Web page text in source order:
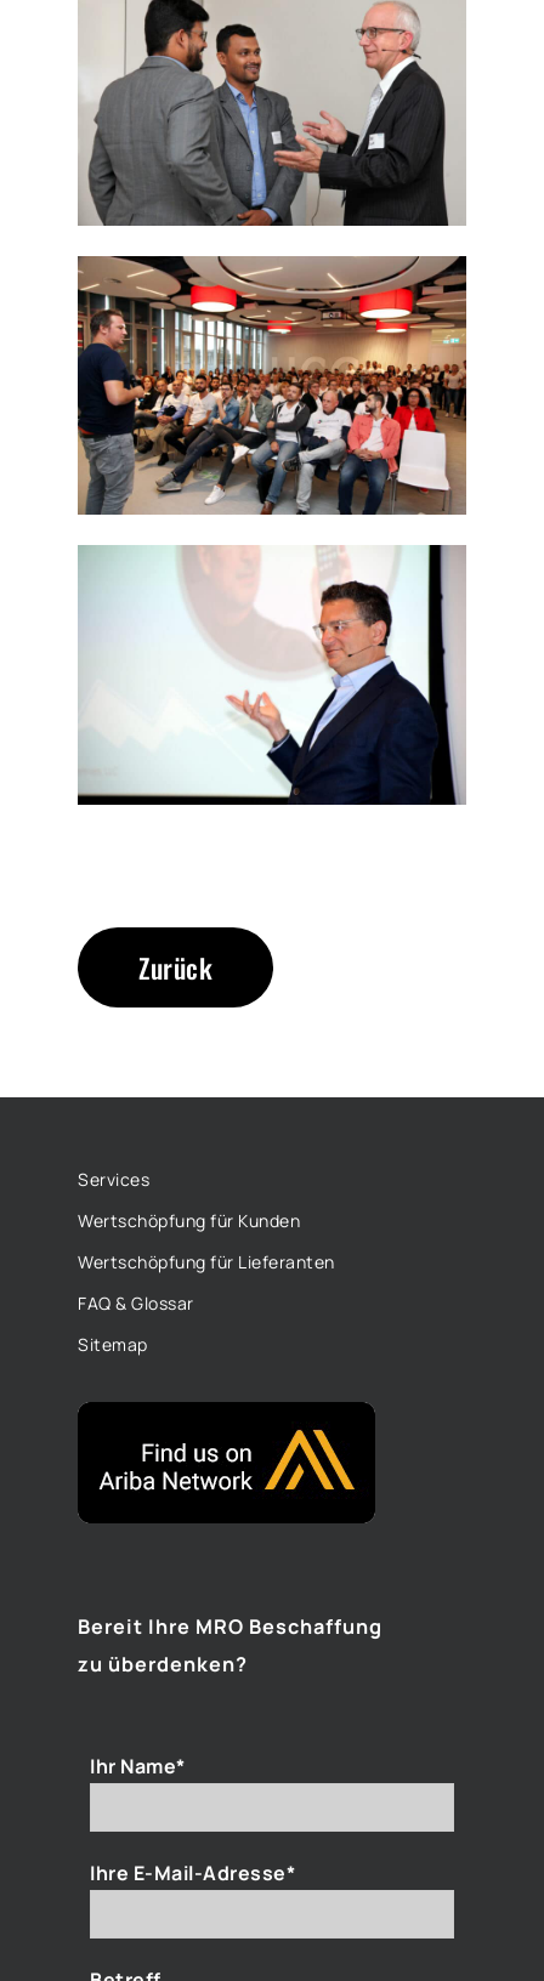
Zurück
Services
Wertschöpfung für Kunden
Wertschöpfung für Lieferanten
FAQ & Glossar
Sitemap
Bereit Ihre MRO Beschaffung
zu überdenken?
Ihr Name*
Ihre E-Mail-Adresse*